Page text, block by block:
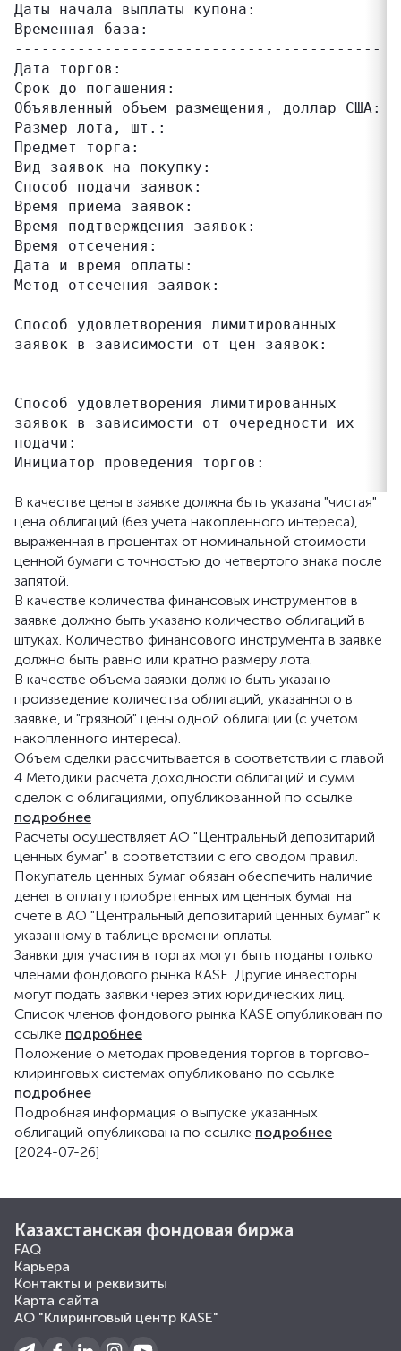
Даты начала выплаты купона:               01
Временная база:
-----------------------------------------
Дата торгов:
Срок до погашения:
Объявленный объем размещения, доллар США:
Размер лота, шт.:                         1
Предмет торга:
Вид заявок на покупку:
Способ подачи заявок:
Время приема заявок:
Время подтверждения заявок:
Время отсечения:
Дата и время оплаты:
Метод отсечения заявок:
Способ удовлетворения лимитированных
заявок в зависимости от цен заявок:
Способ удовлетворения лимитированных
заявок в зависимости от очередности их
подачи:
Инициатор проведения торгов:
В качестве цены в заявке должна быть указана "чистая"
цена облигаций (без учета накопленного интереса),
выраженная в процентах от номинальной стоимости
ценной бумаги с точностью до четвертого знака после
запятой.
В качестве количества финансовых инструментов в
заявке должно быть указано количество облигаций в
штуках. Количество финансового инструмента в заявке
должно быть равно или кратно размеру лота.
В качестве объема заявки должно быть указано
произведение количества облигаций, указанного в
заявке, и "грязной" цены одной облигации (с учетом
накопленного интереса).
Объем сделки рассчитывается в соответствии с главой
4 Методики расчета доходности облигаций и сумм
сделок с облигациями, опубликованной по ссылке
подробнее
Расчеты осуществляет АО "Центральный депозитарий
ценных бумаг" в соответствии с его сводом правил.
Покупатель ценных бумаг обязан обеспечить наличие
денег в оплату приобретенных им ценных бумаг на
счете в АО "Центральный депозитарий ценных бумаг" к
указанному в таблице времени оплаты.
Заявки для участия в торгах могут быть поданы только
членами фондового рынка KASE. Другие инвесторы
могут подать заявки через этих юридических лиц.
Список членов фондового рынка KASE опубликован по
ссылке подробнее
Положение о методах проведения торгов в торгово-
клиринговых системах опубликовано по ссылке
подробнее
Подробная информация о выпуске указанных
облигаций опубликована по ссылке подробнее
[2024-07-26]
Казахстанская фондовая биржа
FAQ
Карьера
Контакты и реквизиты
Карта сайта
АО "Клиринговый центр KASE"